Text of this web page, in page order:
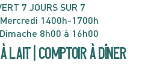
7 JOURS SUR 7
1400h-1700h
8h00 à 16h00
lait | Comptoir à dîner